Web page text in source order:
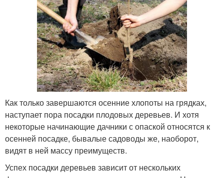
Как только завершаются осенние хлопоты на грядках,
наступает пора посадки плодовых деревьев. И хотя
некоторые начинающие дачники с опаской относятся к
осенней посадке, бывалые садоводы же, наоборот,
видят в ней массу преимуществ.
Успех посадки деревьев зависит от нескольких